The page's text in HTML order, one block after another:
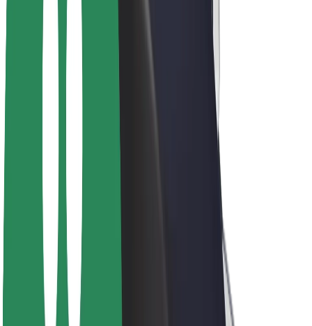
ავტოპარკები
კომპანია
სიახლეები
ბრენდის გზამკვლევი
მისია
ინვესტორებთან ურთიერთობა
ლიდერობა